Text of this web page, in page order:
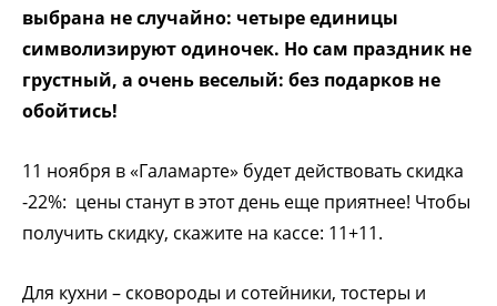
выбрана не случайно: четыре единицы
символизируют одиночек. Но сам праздник не
грустный, а очень веселый: без подарков не
обойтись!
11 ноября в «Галамарте» будет действовать скидка
-22%: цены станут в этот день еще приятнее! Чтобы
получить скидку, скажите на кассе: 11+11.
Для кухни – сковороды и сотейники, тостеры и